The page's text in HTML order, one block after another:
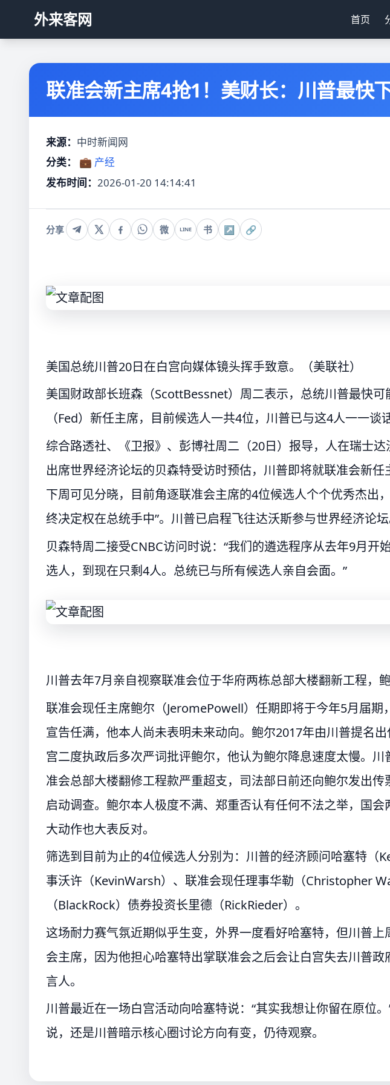
外来客网 首页
联准会新主席4抢1！美财长：川普最快
来源： 中时新闻网
分类：
💼 产经
发布时间： 2026-01-20 14:14:41
分享 微 LINE 书 ↗ 🔗
美国总统川普20日在白宫向媒体镜头挥手致意。（美联社）
美国财政部长班森（ScottBessnet）周二表示，总统川普最快
（Fed）新任主席，目前候选人一共4位，川普已与这4人一一谈话
综合路透社、《卫报》、彭博社周二（20日）报导，人在瑞士
出席世界经济论坛的贝森特受访时预估，川普即将就联准会新
下周可见分晓，目前角逐联准会主席的4位候选人个个优秀杰出
终决定权在总统手中”。川普已启程飞往达沃斯参与世界经济论坛
贝森特周二接受CNBC访问时说：“我们的遴选程序从去年9月开
选人，到现在只剩4人。总统已与所有候选人亲自会面。”
川普去年7月亲自视察联准会位于华府两栋总部大楼翻新工程，
联准会现任主席鲍尔（JeromePowell）任期即将于今年5月届期
宣告任满，他本人尚未表明未来动向。鲍尔2017年由川普提名
宫二度执政后多次严词批评鲍尔，他认为鲍尔降息速度太慢。
准会总部大楼翻修工程款严重超支，司法部日前还向鲍尔发出
启动调查。鲍尔本人极度不满、郑重否认有任何不法之举，国
大动作也大表反对。
筛选到目前为止的4位候选人分别为：川普的经济顾问哈塞特（
事沃许（KevinWarsh）、联准会现任理事华勒（Christopher
（BlackRock）债券投资长里德（RickRieder）。
这场耐力赛气氛近期似乎生变，外界一度看好哈塞特，但川普
会主席，因为他担心哈塞特出掌联准会之后会让白宫失去川普
言人。
川普最近在一场白宫活动向哈塞特说：“其实我想让你留在原位
说，还是川普暗示核心圈讨论方向有变，仍待观察。